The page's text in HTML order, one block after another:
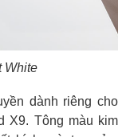
White
dành riêng cho
X9. Tông màu kim